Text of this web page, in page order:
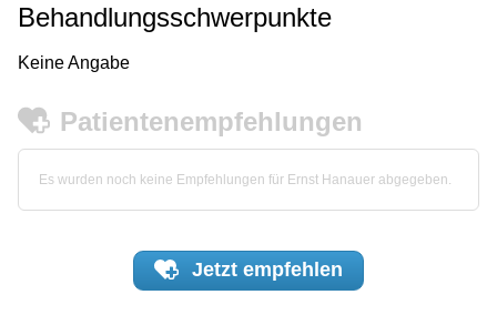
Behandlungsschwerpunkte
Keine Angabe
Patientenempfehlungen
Es wurden noch keine Empfehlungen für Ernst Hanauer abgegeben.
Jetzt empfehlen